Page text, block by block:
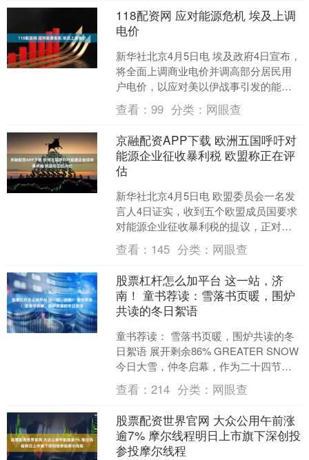
118配资网 应对能源危机 埃及上调
电价
新华社北京4月5日电 埃及政府4日宣布，
将全面上调商业电价并调高部分居民用
户电价，以应对美以伊战事引发的能源
危机。 这是3月30日在埃及开罗拍摄的街
道夜景。新华....
查看：99 分类： 网眼查
京融配资APP下载 欧洲五国呼吁对
能源企业征收暴利税 欧盟称正在评
估
新华社北京4月5日电 欧盟委员会一名发
言人4日证实，收到五个欧盟成员国要求
对能源企业征收暴利税的提议，正对此
进行评估。 西班牙、德国、意大利、葡
萄牙、奥地利五国....
查看： 145 分类： 网眼查
股票杠杆怎么加平台 这一站，济
南！ 童书荐读：雪落书页暖，围炉
共读的冬日絮语
童书荐读： 雪落书页暖，围炉共读的冬
日絮语 展开剩余86% GREATER SNOW
今日大雪，仲冬启幕，作为二十四节气
中的第二十一个节气，“大雪”意味着雪量
增....
查看：214 分类： 网眼查
股票配资世界官网 大众公用午前涨
逾7% 摩尔线程明日上市旗下深创投
参投摩尔线程